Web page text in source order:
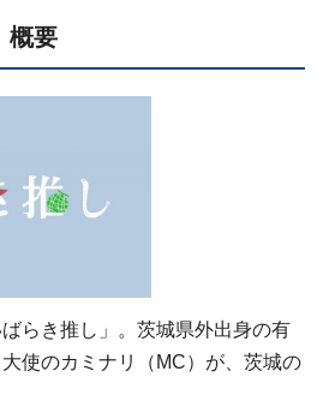
概要
らき推し」。茨城県外出身の有
使のカミナリ（MC）が、茨城の